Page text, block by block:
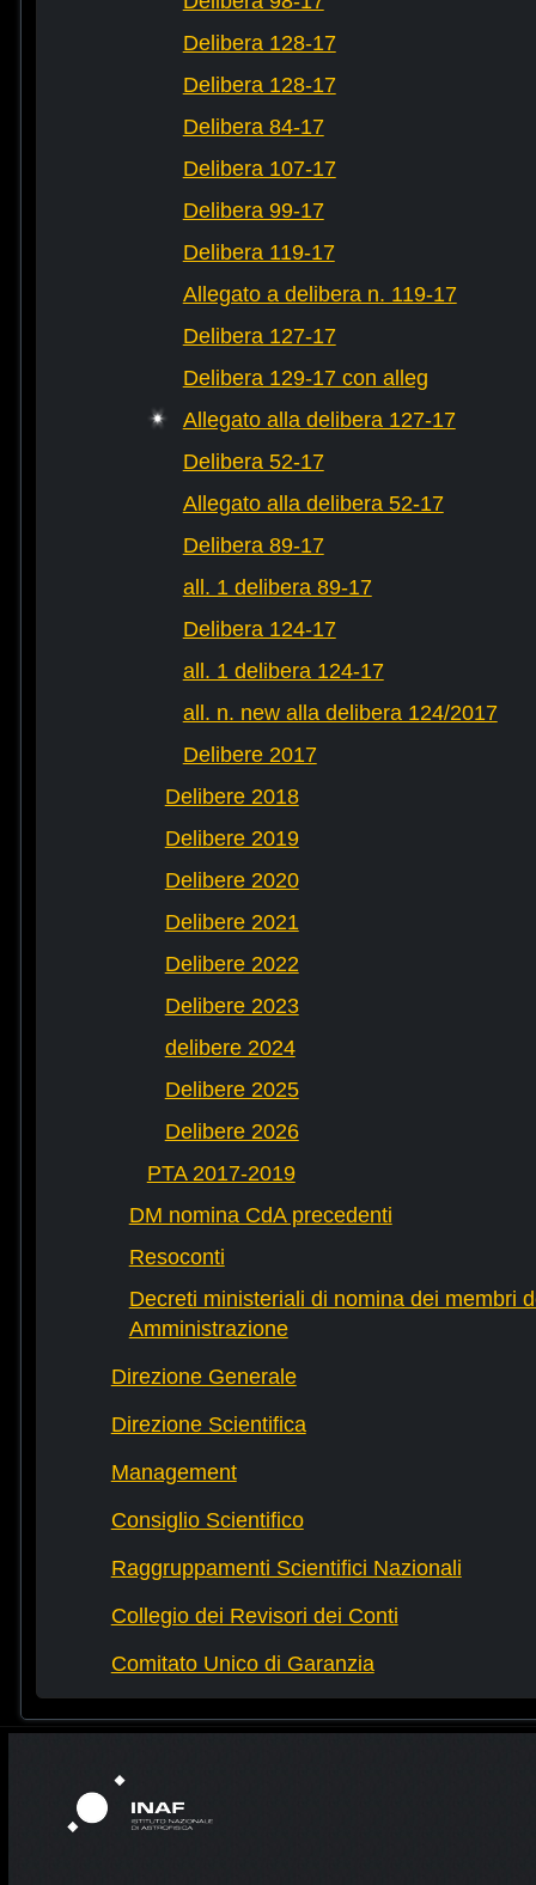
Delibera 128-17
Delibera 128-17
Delibera 84-17
Delibera 107-17
Delibera 99-17
Delibera 119-17
Allegato a delibera n. 119-17
Delibera 127-17
Delibera 129-17 con alleg
Allegato alla delibera 127-17
Delibera 52-17
Allegato alla delibera 52-17
Delibera 89-17
all. 1 delibera 89-17
Delibera 124-17
all. 1 delibera 124-17
all. n. new alla delibera 124/2017
Delibere 2017
Delibere 2018
Delibere 2019
Delibere 2020
Delibere 2021
Delibere 2022
Delibere 2023
delibere 2024
Delibere 2025
Delibere 2026
PTA 2017-2019
DM nomina CdA precedenti
Resoconti
Decreti ministeriali di nomina dei membri
Amministrazione
Direzione Generale
Direzione Scientifica
Management
Consiglio Scientifico
Raggruppamenti Scientifici Nazionali
Collegio dei Revisori dei Conti
Comitato Unico di Garanzia